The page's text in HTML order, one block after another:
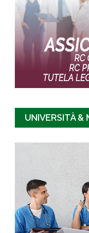
UNIVERSITÀ &